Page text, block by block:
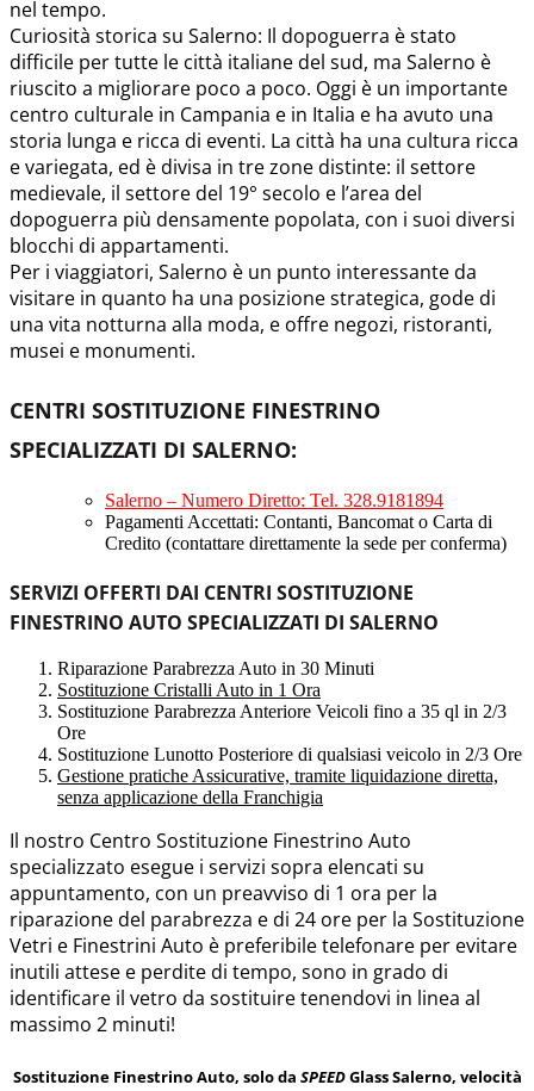
nel tempo.
Curiosità storica su Salerno: Il dopoguerra è stato
difficile per tutte le città italiane del sud, ma Salerno è
riuscito a migliorare poco a poco. Oggi è un importante
centro culturale in Campania e in Italia e ha avuto una
storia lunga e ricca di eventi. La città ha una cultura ricca
e variegata, ed è divisa in tre zone distinte: il settore
medievale, il settore del 19° secolo e l’area del
dopoguerra più densamente popolata, con i suoi diversi
blocchi di appartamenti.
Per i viaggiatori, Salerno è un punto interessante da
visitare in quanto ha una posizione strategica, gode di
una vita notturna alla moda, e offre negozi, ristoranti,
musei e monumenti.
CENTRI SOSTITUZIONE FINESTRINO
SPECIALIZZATI DI SALERNO:
Salerno – Numero Diretto: Tel. 328.9181894
Pagamenti Accettati: Contanti, Bancomat o Carta di
Credito (contattare direttamente la sede per conferma)
SERVIZI OFFERTI DAI CENTRI SOSTITUZIONE
FINESTRINO AUTO SPECIALIZZATI DI SALERNO
Riparazione Parabrezza Auto in 30 Minuti
Sostituzione Cristalli Auto in 1 Ora
Sostituzione Parabrezza Anteriore Veicoli fino a 35 ql in 2/3
Ore
Sostituzione Lunotto Posteriore di qualsiasi veicolo in 2/3 Ore
Gestione pratiche Assicurative, tramite liquidazione diretta,
senza applicazione della Franchigia
Il nostro Centro Sostituzione Finestrino Auto
specializzato esegue i servizi sopra elencati su
appuntamento, con un preavviso di 1 ora per la
riparazione del parabrezza e di 24 ore per la Sostituzione
Vetri e Finestrini Auto è preferibile telefonare per evitare
inutili attese e perdite di tempo, sono in grado di
identificare il vetro da sostituire tenendovi in linea al
massimo 2 minuti!
Sostituzione Finestrino Auto, solo da SPEEDGlass Salerno, velocità